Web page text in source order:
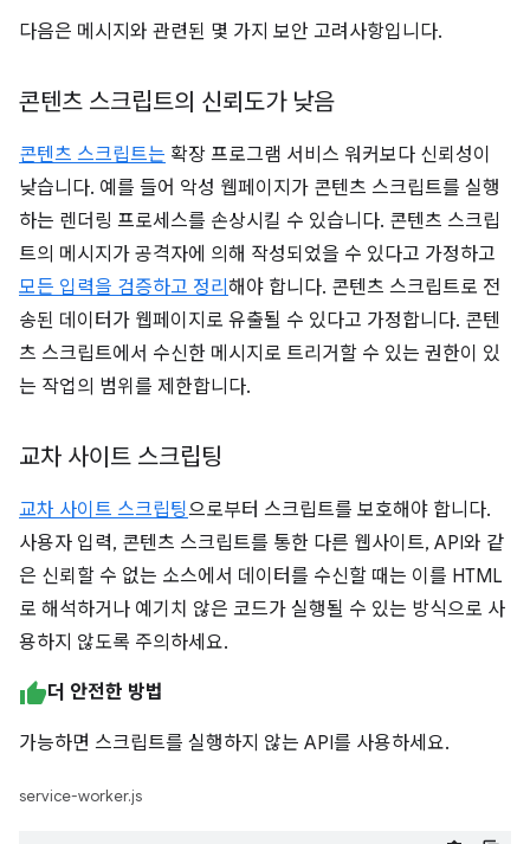
다음은 메시지와 관련된 몇 가지 보안 고려사항입니다.
콘텐츠 스크립트의 신뢰도가 낮음
콘텐츠 스크립트는 확장 프로그램 서비스 워커보다 신뢰성이
낮습니다. 예를 들어 악성 웹페이지가 콘텐츠 스크립트를 실행
하는 렌더링 프로세스를 손상시킬 수 있습니다. 콘텐츠 스크립
트의 메시지가 공격자에 의해 작성되었을 수 있다고 가정하고
모든 입력을 검증하고 정리 해야 합니다. 콘텐츠 스크립트로 전
송된 데이터가 웹페이지로 유출될 수 있다고 가정합니다. 콘텐
츠 스크립트에서 수신한 메시지로 트리거할 수 있는 권한이 있
는 작업의 범위를 제한합니다.
교차 사이트 스크립팅
교차 사이트 스크립팅으로부터 스크립트를 보호해야 합니다.
사용자 입력, 콘텐츠 스크립트를 통한 다른 웹사이트, API와 같
은 신뢰할 수 없는 소스에서 데이터를 수신할 때는 이를 HTML
로 해석하거나 예기치 않은 코드가 실행될 수 있는 방식으로 사
용하지 않도록 주의하세요.
더 안전한 방법
가능하면 스크립트를 실행하지 않는 API를 사용하세요.
service-worker.js